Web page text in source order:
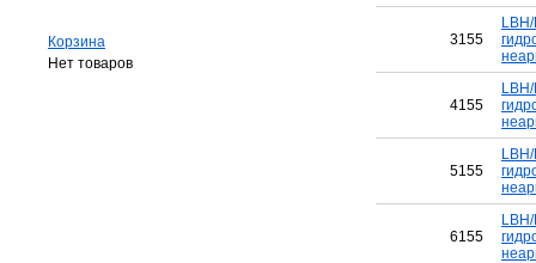
Корзина
Нет товаров
3155
4155
5155
6155